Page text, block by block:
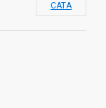
CATA